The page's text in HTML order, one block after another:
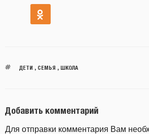
ДЕТИ , СЕМЬЯ , ШКОЛА
Добавить комментарий
Для отправки комментария Вам